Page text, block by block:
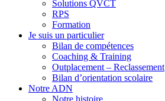
Solutions QVCT
RPS
Formation
Je suis un particulier
Bilan de compétences
Coaching & Training
Outplacement – Reclassement
Bilan d’orientation scolaire
Notre ADN
Notre histoire